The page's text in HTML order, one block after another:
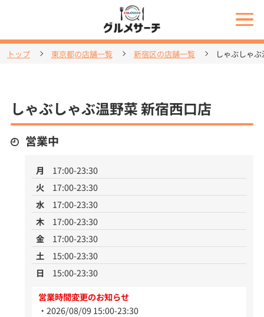
トップ 東京都の店舗一覧 新宿区の店舗一覧 しゃぶしゃ
しゃぶしゃぶ温野菜 新宿西口店
営業中
月
17:00-23:30
火
17:00-23:30
水
17:00-23:30
木
17:00-23:30
金
17:00-23:30
土
15:00-23:30
日
15:00-23:30
営業時間変更のお知らせ
2026/08/09 15:00-23:30